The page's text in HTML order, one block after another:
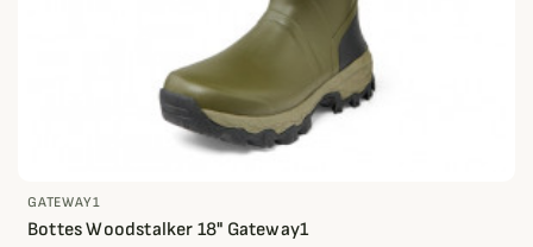
GATEWAY1
Bottes Woodstalker 18" Gateway1